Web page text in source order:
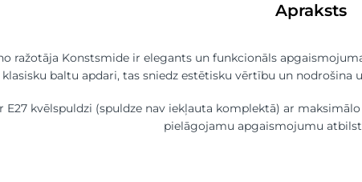
Apraksts
ražotāja Konstsmide ir elegants un funkcionāls
baltu apdari, tas sniedz estētisku vērtību un nodrošina
E27 kvēlspuldzi (spuldze nav iekļauta komplektā) ar
pielāgojamu apgaismojumu